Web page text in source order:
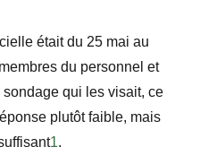
était du 25 mai au
du personnel et
qui les visait, ce
plutôt faible, mais
1.